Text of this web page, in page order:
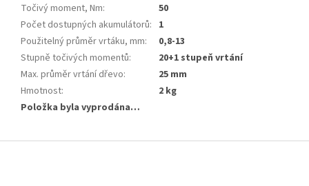
Točivý moment, Nm:
50
Počet dostupných akumulátorů: 1
Použitelný průměr vrtáku, mm:
0,8-13
Stupně točivých momentů:
20+1 stupeň vrtání
Max. průměr vrtání dřevo:
25 mm
Hmotnost:
2 kg
Položka byla vyprodána…